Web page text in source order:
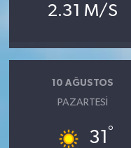
2.31 M/S
10 AĞUSTOS
PAZARTESI
31 °